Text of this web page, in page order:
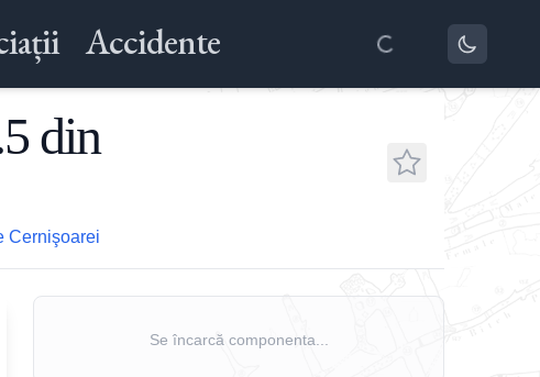
Accidente
din
Cernişoarei
Se încarcă componenta...